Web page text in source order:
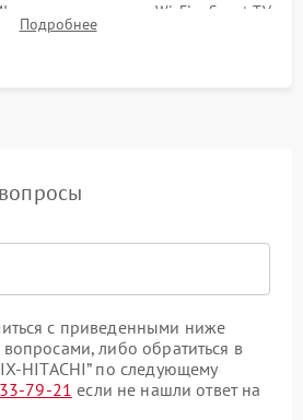
динамиков, модуля Wi-Fi и Smart TV
в течение нескольких часов.
Подробнее
с приведенными ниже
либо обратиться в
HITACHI” по следующему
79-21 если не нашли ответ на